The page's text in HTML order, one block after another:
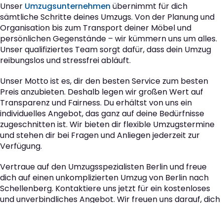
Unser Umzugsunternehmen übernimmt für dich
sämtliche Schritte deines Umzugs. Von der Planung und
Organisation bis zum Transport deiner Möbel und
persönlichen Gegenstände – wir kümmern uns um alles.
Unser qualifiziertes Team sorgt dafür, dass dein Umzug
reibungslos und stressfrei abläuft.
Unser Motto ist es, dir den besten Service zum besten
Preis anzubieten. Deshalb legen wir großen Wert auf
Transparenz und Fairness. Du erhältst von uns ein
individuelles Angebot, das ganz auf deine Bedürfnisse
zugeschnitten ist. Wir bieten dir flexible Umzugstermine
und stehen dir bei Fragen und Anliegen jederzeit zur
Verfügung.
Vertraue auf den Umzugsspezialisten Berlin und freue
dich auf einen unkomplizierten Umzug von Berlin nach
Schellenberg. Kontaktiere uns jetzt für ein kostenloses
und unverbindliches Angebot. Wir freuen uns darauf, dich